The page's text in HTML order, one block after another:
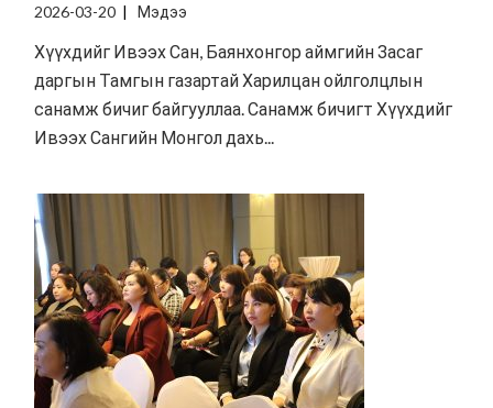
2026-03-20 Мэдээ
Хүүхдийг Ивээх Сан, Баянхонгор аймгийн Засаг
даргын Тамгын газартай Харилцан ойлголцлын
санамж бичиг байгууллаа. Санамж бичигт Хүүхдийг
Ивээх Сангийн Монгол дахь...